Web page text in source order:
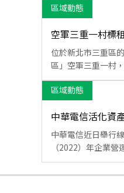
區域動態
空軍三重一村標
位於新北市三重區
區」空軍三重一村
區域動態
中華電信活化資
中華電信近日舉行
（2022）年企業營